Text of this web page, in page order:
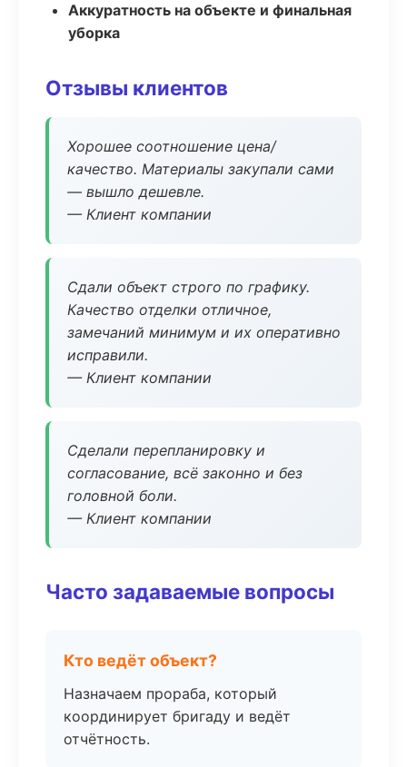
Аккуратность на объекте и финальная
уборка
Отзывы клиентов
Хорошее соотношение цена/
качество. Материалы закупали сами
— вышло дешевле.
— Клиент компании
Сдали объект строго по графику.
Качество отделки отличное,
замечаний минимум и их оперативно
исправили.
— Клиент компании
Сделали перепланировку и
согласование, всё законно и без
головной боли.
— Клиент компании
Часто задаваемые вопросы
Кто ведёт объект?
Назначаем прораба, который
координирует бригаду и ведёт
отчётность.